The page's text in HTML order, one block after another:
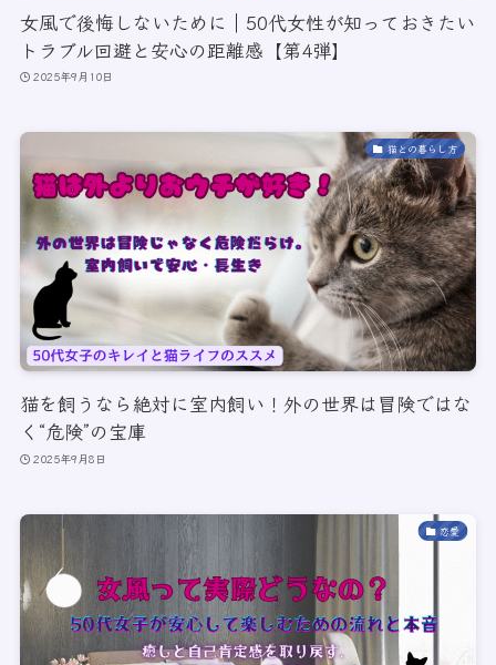
女風で後悔しないために｜50代女性が知っておきたい
トラブル回避と安心の距離感【第4弾】
2025年9月10日
猫との暮らし方
猫を飼うなら絶対に室内飼い！外の世界は冒険ではな
く“危険”の宝庫
2025年9月8日
恋愛